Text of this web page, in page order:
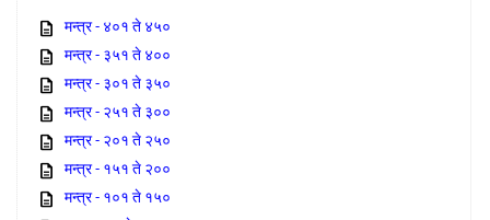
मन्त्र - ४०१ ते ४५०
मन्त्र - ३५१ ते ४००
मन्त्र - ३०१ ते ३५०
मन्त्र - २५१ ते ३००
मन्त्र - २०१ ते २५०
मन्त्र - १५१ ते २००
मन्त्र - १०१ ते १५०